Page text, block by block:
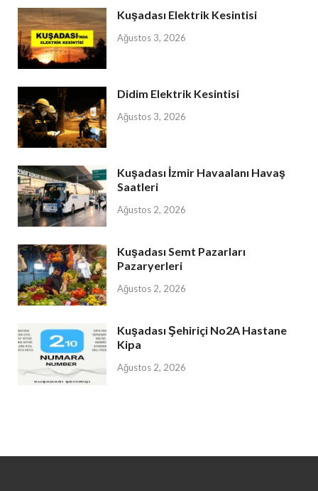
Kuşadası Elektrik Kesintisi
Ağustos 3, 2026
Didim Elektrik Kesintisi
Ağustos 3, 2026
Kuşadası İzmir Havaalanı Havaş
Saatleri
Ağustos 2, 2026
Kuşadası Semt Pazarları
Pazaryerleri
Ağustos 2, 2026
Kuşadası Şehiriçi No2A Hastane
Kipa
Ağustos 2, 2026